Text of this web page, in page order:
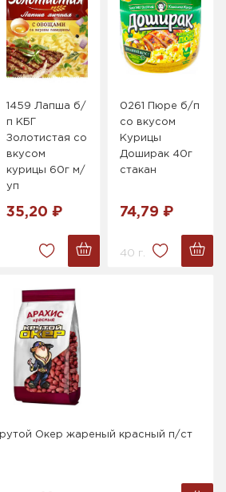
1459 Лапша б/
п КБГ
Золотистая со
вкусом
курицы 60г м/
уп
35,20 ₽
0261 Пюре б/п
со вкусом
Курицы
Доширак 40г
стакан
74,79 ₽
40 г.
Окер жареный красный п/ст